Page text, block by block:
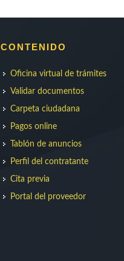
CONTENIDO
Oficina virtual de trámites
Validar documentos
Carpeta ciudadana
Pagos online
Tablón de anuncios
Perfil del contratante
Cita previa
Portal del proveedor